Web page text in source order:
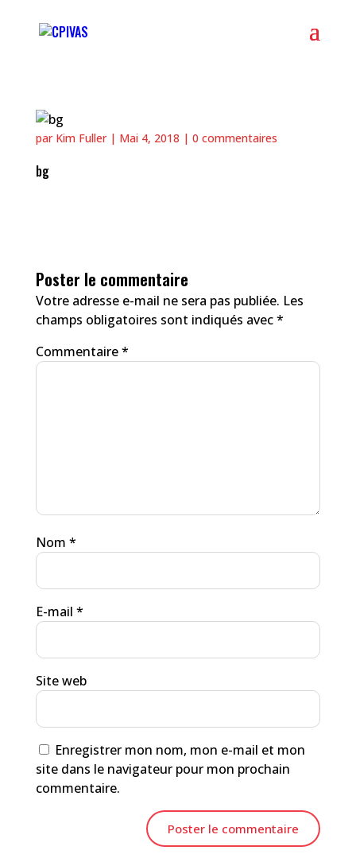
par Kim Fuller| Mai 4, 2018 | 0 commentaires
bg
Poster le commentaire
Votre adresse e-mail ne sera pas publiée. Les
champs obligatoires sont indiqués avec*
Commentaire*
Nom *
E-mail *
Site web
Enregistrer mon nom, mon e-mail et mon
site dans le navigateur pour mon prochain
commentaire.